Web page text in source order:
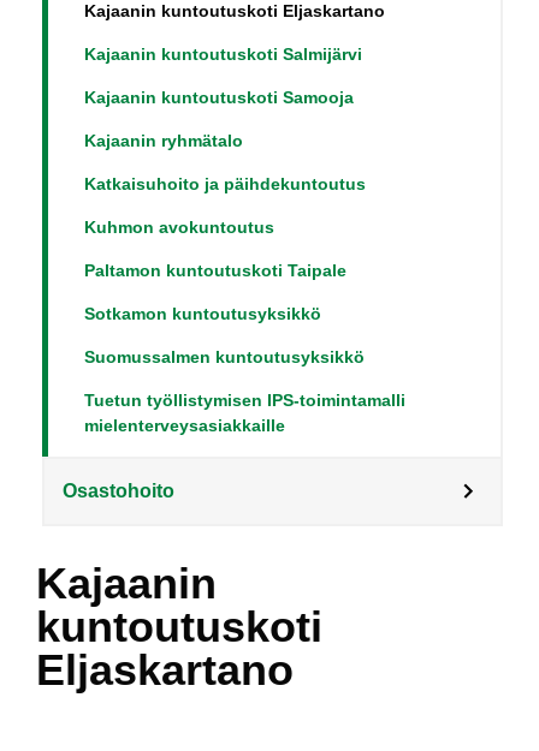
Kajaanin kuntoutuskoti Eljaskartano
Kajaanin kuntoutuskoti Salmijärvi
Kajaanin kuntoutuskoti Samooja
Kajaanin ryhmätalo
Katkaisuhoito ja päihdekuntoutus
Kuhmon avokuntoutus
Paltamon kuntoutuskoti Taipale
Sotkamon kuntoutusyksikkö
Suomussalmen kuntoutusyksikkö
Tuetun työllistymisen IPS-toimintamalli
mielenterveysasiakkaille
Osastohoito
Kajaanin
kuntoutuskoti
Eljaskartano